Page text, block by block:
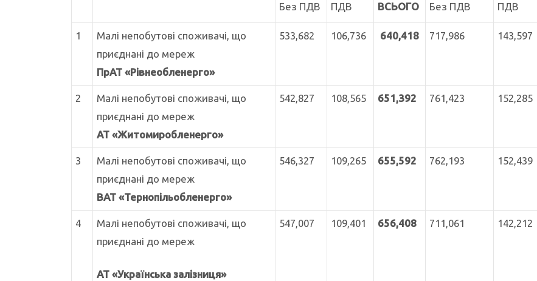
Без ПДВ ПДВ ВСЬОГО Без ПДВ ПДВ
1
Малі непобутові споживачі, що
приєднані до мереж
ПрАТ «Рівнеобленерго»
533,682 106,736 640,418 717,986 143,597
2
Малі непобутові споживачі, що
приєднані до мереж
АТ «Житомиробленерго»
542,827 108,565 651,392 761,423 152,285
3
Малі непобутові споживачі, що
приєднані до мереж
ВАТ «Тернопільобленерго»
546,327 109,265 655,592 762,193 152,439
4
Малі непобутові споживачі, що
приєднані до мереж
АТ «Українська залізниця»
547,007 109,401 656,408 711,061 142,212